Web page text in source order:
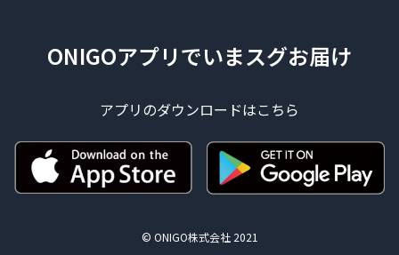
ONIGOアプリでいまスグお届け
アプリのダウンロードはこちら
© ONIGO株式会社 2021